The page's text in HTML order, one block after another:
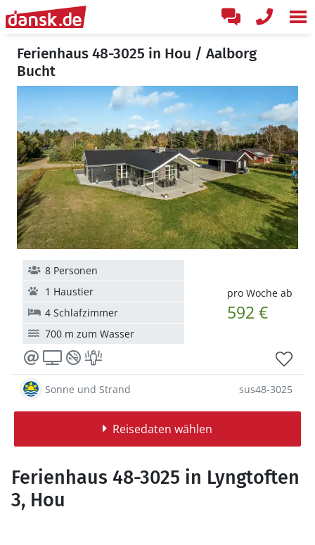
Ferienhaus 48-3025 in Hou / Aalborg
Bucht
pro Woche ab
592 €
8 Personen
1 Haustier
4 Schlafzimmer
700 m zum Wasser
Sonne und Strand sus48-3025
Reisedaten wählen
Ferienhaus 48-3025 in Lyngtoften
3, Hou